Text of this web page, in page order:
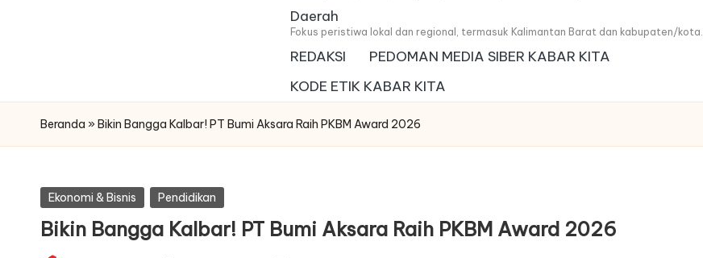
Daerah
Fokus peristiwa lokal dan regional, termasuk Kalimantan Barat dan kabupaten/kota.
REDAKSI
PEDOMAN MEDIA SIBER KABAR KITA
KODE ETIK KABAR KITA
Beranda » Bikin Bangga Kalbar! PT Bumi Aksara Raih PKBM Award 2026
Posted
Ekonomi & Bisnis Pendidikan
Bikin Bangga Kalbar! PT Bumi Aksara Raih PKBM Award 2026